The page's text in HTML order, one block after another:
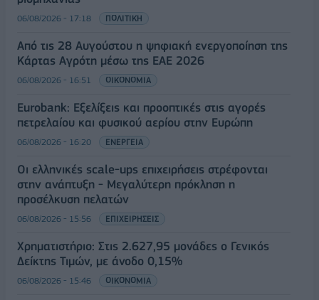
06/08/2026 - 17:18 ΠΟΛΙΤΙΚΗ
Από τις 28 Αυγούστου η ψηφιακή ενεργοποίηση της
Κάρτας Αγρότη μέσω της ΕΑΕ 2026
06/08/2026 - 16:51 ΟΙΚΟΝΟΜΙΑ
Eurobank: Εξελίξεις και προοπτικές στις αγορές
πετρελαίου και φυσικού αερίου στην Ευρώπη
06/08/2026 - 16:20 ΕΝΕΡΓΕΙΑ
Οι ελληνικές scale-ups επιχειρήσεις στρέφονται
στην ανάπτυξη - Μεγαλύτερη πρόκληση η
προσέλκυση πελατών
06/08/2026 - 15:56 ΕΠΙΧΕΙΡΗΣΕΙΣ
Χρηματιστήριο: Στις 2.627,95 μονάδες ο Γενικός
Δείκτης Τιμών, με άνοδο 0,15%
06/08/2026 - 15:46 ΟΙΚΟΝΟΜΙΑ